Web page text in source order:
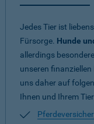
Jedes Tier ist
Fürsorge. Hunde
allerdings
unseren
uns daher auf
Ihnen und Ihrem